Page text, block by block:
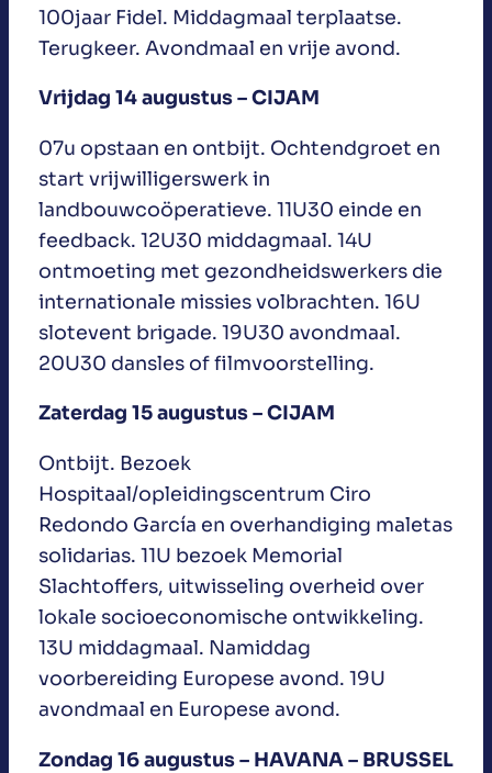
100jaar Fidel. Middagmaal terplaatse.
Terugkeer. Avondmaal en vrije avond.
Vrijdag 14 augustus – CIJAM
07u opstaan en ontbijt. Ochtendgroet en
start vrijwilligerswerk in
landbouwcoöperatieve. 11U30 einde en
feedback. 12U30 middagmaal. 14U
ontmoeting met gezondheidswerkers die
internationale missies volbrachten. 16U
slotevent brigade. 19U30 avondmaal.
20U30 dansles of filmvoorstelling.
Zaterdag 15 augustus – CIJAM
Ontbijt. Bezoek
Hospitaal/opleidingscentrum Ciro
Redondo García en overhandiging maletas
solidarias. 11U bezoek Memorial
Slachtoffers, uitwisseling overheid over
lokale socioeconomische ontwikkeling.
13U middagmaal. Namiddag
voorbereiding Europese avond. 19U
avondmaal en Europese avond.
Zondag 16 augustus – HAVANA – BRUSSEL